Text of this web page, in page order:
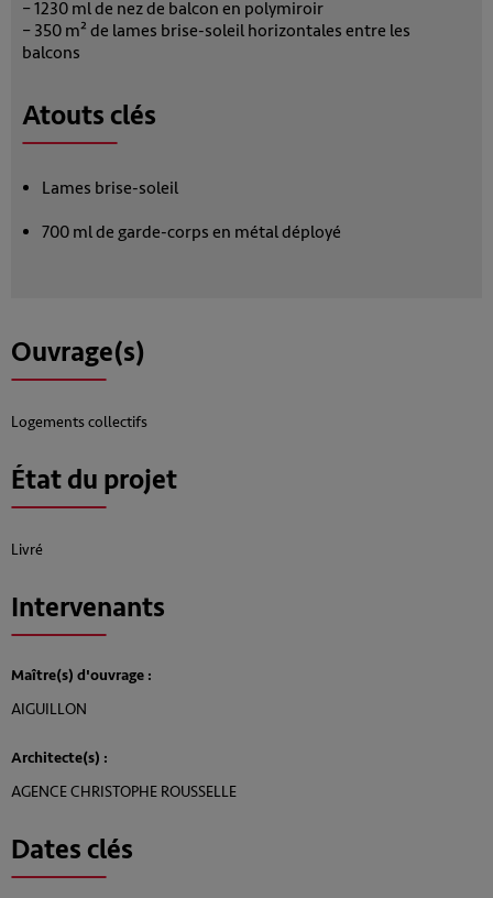
– 1230 ml de nez de balcon en polymiroir
– 350 m² de lames brise-soleil horizontales entre les
balcons
Atouts clés
Lames brise-soleil
700 ml de garde-corps en métal déployé
Ouvrage(s)
Logements collectifs
État du projet
Livré
Intervenants
Maître(s) d'ouvrage :
AIGUILLON
Architecte(s) :
AGENCE CHRISTOPHE ROUSSELLE
Dates clés